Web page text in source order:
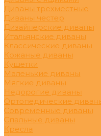
Диваны трехместные
Диваны честер
Дизайнерские диваны
Итальянские диваны
Классические диваны
Кожаные диваны
Кушетки
Маленькие диваны
Мягкие диваны
Недорогие диваны
Ортопедические
Современные диваны
Спальные диваны
Кресла